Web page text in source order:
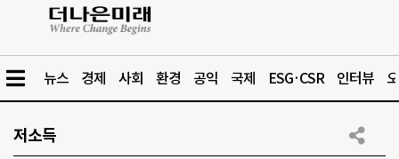
뉴스 경제 사회 환경 공익 국제 ESG·CSR 인터뷰
저소득